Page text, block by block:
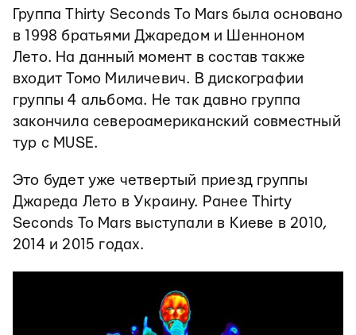
Группа Thirty Seconds To Mars была основано
в 1998 братьями Джаредом и Шенноном
Лето. На данный момент в состав также
входит Томо Миличевич. В дискографии
группы 4 альбома. Не так давно группа
закончила североамериканский совместный
тур с MUSE.
Это будет уже четвертый приезд группы
Джареда Лето в Украину. Ранее Thirty
Seconds To Mars выступали в Киеве в 2010,
2014 и 2015 годах.